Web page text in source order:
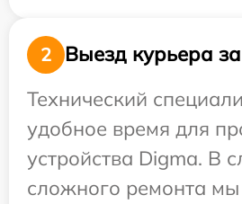
2
Выезд курьера
Технический
удобное время для
устройства Digma. В
сложного ремонта